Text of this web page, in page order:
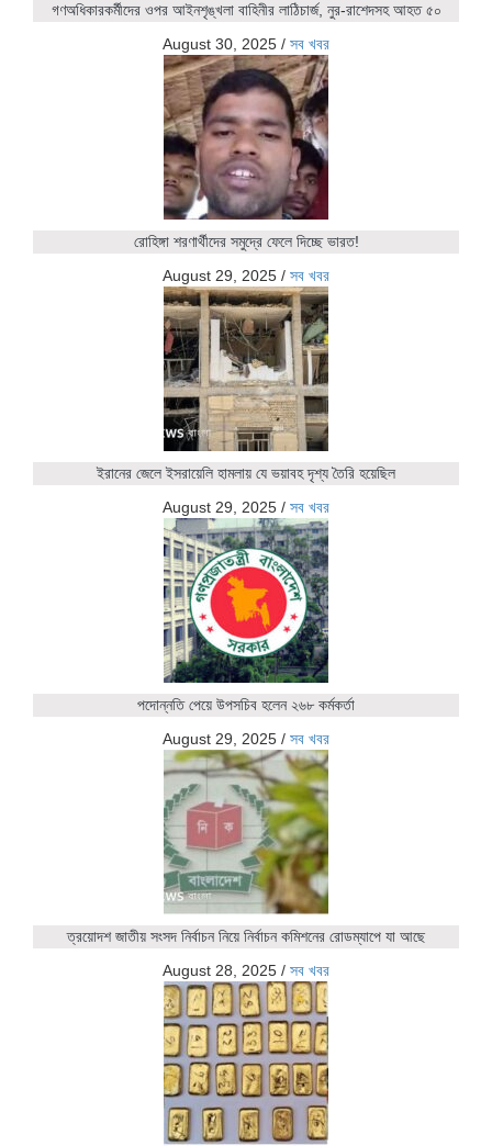
গণঅধিকারকর্মীদের ওপর আইনশৃঙ্খলা বাহিনীর লাঠিচার্জ, নুর-রাশেদসহ আহত ৫০
August 30, 2025 / সব খবর
রোহিঙ্গা শরণার্থীদের সমুদ্রে ফেলে দিচ্ছে ভারত!
August 29, 2025 / সব খবর
ইরানের জেলে ইসরায়েলি হামলায় যে ভয়াবহ দৃশ্য তৈরি হয়েছিল
August 29, 2025 / সব খবর
পদোন্নতি পেয়ে উপসচিব হলেন ২৬৮ কর্মকর্তা
August 29, 2025 / সব খবর
ত্রয়োদশ জাতীয় সংসদ নির্বাচন নিয়ে নির্বাচন কমিশনের রোডম্যাপে যা আছে
August 28, 2025 / সব খবর